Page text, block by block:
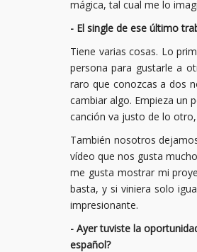
mágica, tal cual me lo
- El single de ese último
Tiene varias cosas. Lo
persona para gustarle a
raro que conozcas a dos
cambiar algo. Empieza un
canción va justo de lo
También nosotros
vídeo que nos gusta
me gusta mostrar mi
basta, y si viniera solo
impresionante.
- Ayer tuviste la
español?